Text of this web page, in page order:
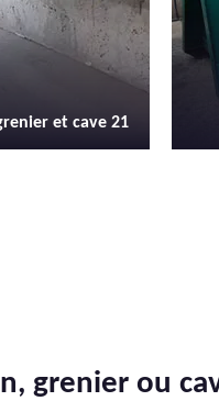
de benne 21
grenier ou